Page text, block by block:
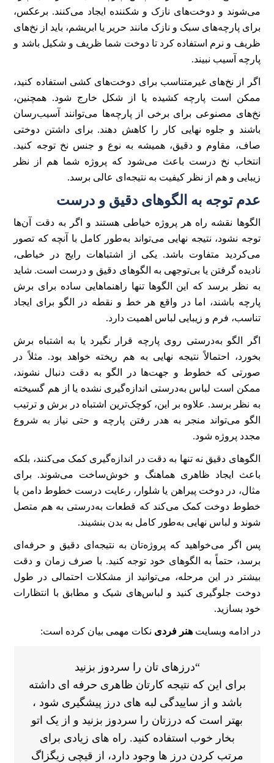
می‌شوند و دوخت‌های نازک و شکننده ایجاد می‌کنند. برعکس،
برای پارچه‌های سبک و نازک مانند حریر یا ابریشم، باید از نخ‌های
ظریف و نرم استفاده کرد تا دوخت شما ظریف و شکیل باشد و
پارچه آسیب نبیند.
اگر از نخ‌های غیرمتناسب برای دوخت‌های کشی استفاده کنید،
ممکن است پارچه کشیده یا از شکل خارج شود. همچنین،
نخ‌های مصنوعی برای برخی از پارچه‌ها می‌توانند آسیب‌رسان
باشند و جلوه نهایی کار را کاهش دهند. برای داشتن دوختی
صاف، مقاوم و دقیق، همیشه به نوع و جنس نخ توجه کنید.
انتخاب نخ درست باعث می‌شود که پروژه شما هم از نظر
زیبایی و هم از نظر کیفیت به نتیجه‌ای عالی برسد.
عدم توجه به الگوهای دقیق و درست
الگوها نقشه راه هر پروژه خیاطی هستند و اگر به دقت آن‌ها
توجه نشود، نتیجه نهایی می‌تواند به‌طور کامل با آنچه که تصور
می‌کردید متفاوت باشد. یکی از اشتباهات رایج در خیاطی،
نادیده گرفتن یا بی‌توجهی به الگوهای دقیق و درست است. شاید
به نظر برسد که این الگوها تنها راهنماهایی ساده برای برش
پارچه باشند، اما در واقع هر خط و نقطه در الگو برای ایجاد
تناسب، فرم و زیبایی لباس اهمیت دارد.
اگر الگو به‌درستی روی پارچه قرار نگیرد یا به اشتباه برش
بخورد، احتمالاً نتیجه نهایی به هم ریخته خواهد بود. مثلاً در
صورتی که خطوط و جهت‌ها در الگو به دقت دنبال نشوند،
ممکن است لباس به‌درستی اندازه‌گیری نشده یا از هم گسیخته
به نظر برسد. علاوه بر این، کوچک‌ترین اشتباه در برش و ترتیب
الگو می‌تواند منجر به هدر رفتن پارچه و حتی نیاز به شروع
مجدد پروژه شود.
الگوهای دقیق نه تنها به دقت در اندازه‌گیری کمک می‌کنند، بلکه
باعث ایجاد ظاهری هماهنگ و خوش‌ساخت می‌شوند. برای
مثال، در دوخت پیراهن یا شلوار، رعایت درست خطوط دامن یا
خطوط دوخت کمک می‌کند که قطعات به‌درستی به هم متصل
شوند و لباس نهایی به‌طور کامل به بدن بنشیند.
پس اگر می‌خواهید که پروژه‌تان به نتیجه‌ای دقیق و حرفه‌ای
برسد، حتماً به الگوهای خود توجه کنید. با صرف زمان و دقت
بیشتر در این مرحله، می‌توانید از مشکلات احتمالی در طول
دوخت جلوگیری کنید و لباس‌های شیک و مطابق با انتظارات
خود بسازید.
در ادامه وبسایتهنر فردی نکات مهمی بیان کرده است:
“درزهای تان را سردوز بزنید
برای این که نتیجه کارتان ظاهری حرفه ای داشته
باشد و از ساییدگی لبه های درز پیشگیری شود ،
بهتر است که درزتان را سردوز بزنید و از یک اتو
بخار خوب استفاده کنید. راه ‌های زیادی برای
مرتب کردن درز ها وجود دارد، از قیچی زیگزاگ